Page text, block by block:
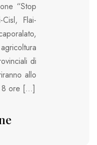
“Stop
Flai-
di
allo
8 ore […]